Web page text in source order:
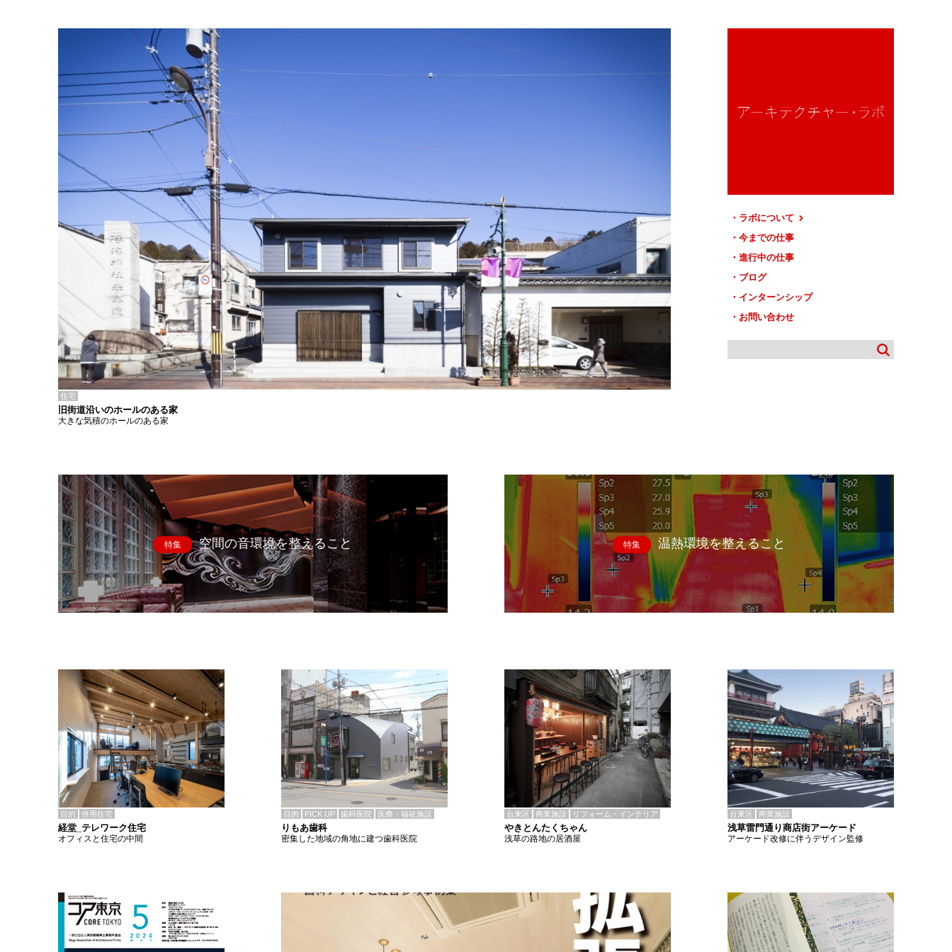
ラボについて
今までの仕事
進行中の仕事
ブログ
インターンシップ
お問い合わせ
住宅
旧街道沿いのホールのある家
大きな気積のホールのある家
特集 空間の音環境を整えること 特集 温熱環境を整えること
目的 併用住宅
経堂_テレワーク住宅
オフィスと住宅の中間
目的 PICK UP 歯科医院 医療・福祉施設
りもあ歯科
密集した地域の角地に建つ歯科医院
台東区 商業施設 リフォーム・インテリア
やきとんたくちゃん
浅草の路地の居酒屋
台東区 商業施設
浅草雷門通り商店街アーケード
アーケード改修に伴うデザイン監修